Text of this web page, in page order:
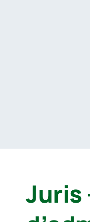
Juris